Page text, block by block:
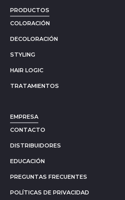
PRODUCTOS
COLORACIÓN
DECOLORACIÓN
STYLING
HAIR LOGIC
TRATAMIENTOS
EMPRESA
CONTACTO
DISTRIBUIDORES
EDUCACIÓN
PREGUNTAS FRECUENTES
POLÍTICAS DE PRIVACIDAD